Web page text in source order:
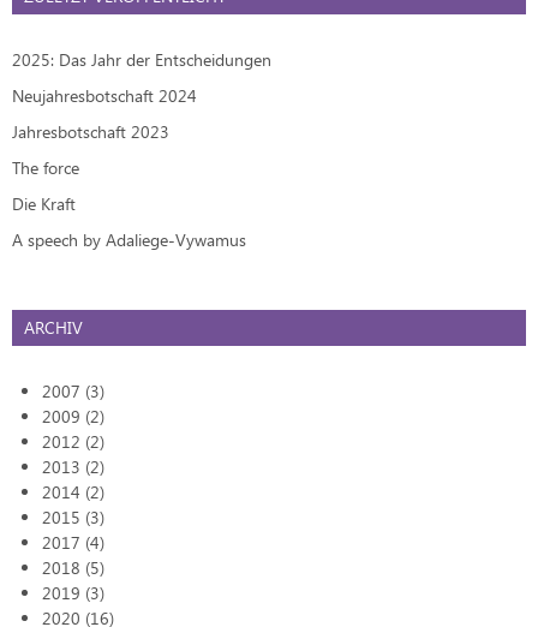
2025: Das Jahr der Entscheidungen
Neujahresbotschaft 2024
Jahresbotschaft 2023
The force
Die Kraft
A speech by Adaliege-Vywamus
ARCHIV
2007 (3)
2009 (2)
2012 (2)
2013 (2)
2014 (2)
2015 (3)
2017 (4)
2018 (5)
2019 (3)
2020 (16)